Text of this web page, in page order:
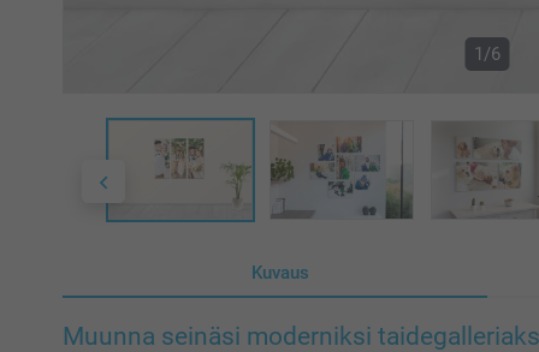
1/6
Kuvaus
Muunna seinäsi moderniksi